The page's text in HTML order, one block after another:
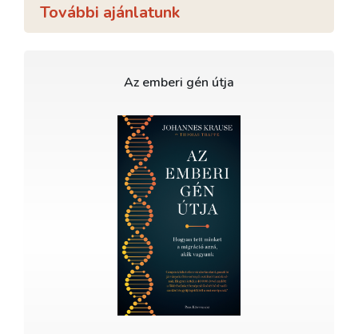
További ajánlatunk
Az emberi gén útja